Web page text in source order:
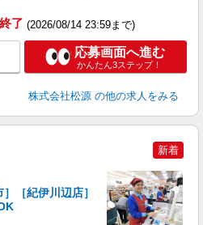
了 (2026/08/14 23:59まで)
応募画面へ進む
かんたん3ステップ！
株式会社松源 の他の求人をみる
新着
［紀伊川辺店］